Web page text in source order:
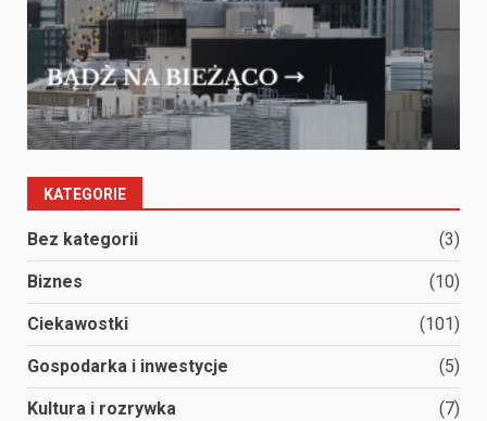
KATEGORIE
Bez kategorii (3)
Biznes (10)
Ciekawostki (101)
Gospodarka i inwestycje (5)
Kultura i rozrywka (7)